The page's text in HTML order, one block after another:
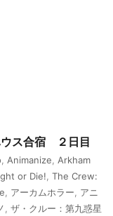
ス合宿 ２日目
Animanize
Arkham
or Die! The Crew:
アーカムホラー
アニ
ザ・クルー：第九惑星